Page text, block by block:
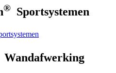
® Sportsystemen
Wandafwerking